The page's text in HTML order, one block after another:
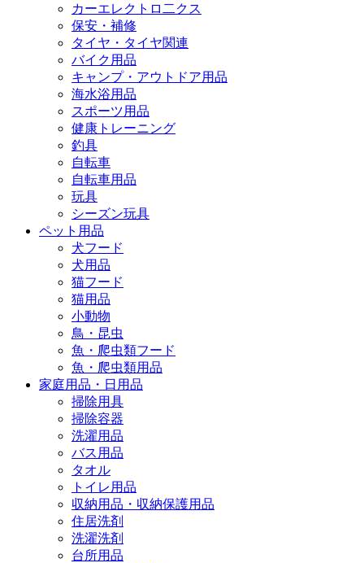
カーエレクトロ二クス
保安・補修
タイヤ・タイヤ関連
バイク用品
キャンプ・アウトドア用品
海水浴用品
スポーツ用品
健康トレーニング
釣具
自転車
自転車用品
玩具
シーズン玩具
ペット用品
犬フード
犬用品
猫フード
猫用品
小動物
鳥・昆虫
魚・爬虫類フード
魚・爬虫類用品
家庭用品・日用品
掃除用具
掃除容器
洗濯用品
バス用品
タオル
トイレ用品
収納用品・収納保護用品
住居洗剤
洗濯洗剤
台所用品